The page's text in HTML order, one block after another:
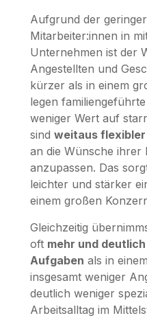
Aufgrund der
Mitarbeiter:innen in
Unternehmen ist der
Angestellten und
kürzer als in einem
legen
weniger Wert auf
sind weitaus flexibler
an die Wünsche ihrer
anzupassen. Das
leichter und stärker
einem großen
Gleichzeitig
oft mehr und
Aufgaben als in
insgesamt weniger
deutlich weniger
Arbeitsalltag im